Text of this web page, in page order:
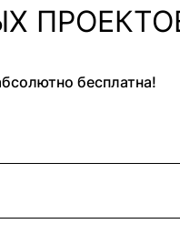
бесплатна!